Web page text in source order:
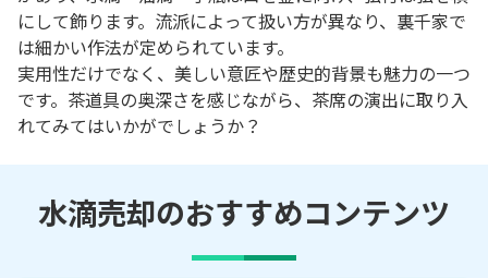
にして飾ります。流派によって扱い方が異なり、裏千家で
は細かい作法が定められています。
実用性だけでなく、美しい意匠や歴史的背景も魅力の一つ
です。茶道具の奥深さを感じながら、茶席の演出に取り入
れてみてはいかがでしょうか？
水滴売却のおすすめコンテンツ